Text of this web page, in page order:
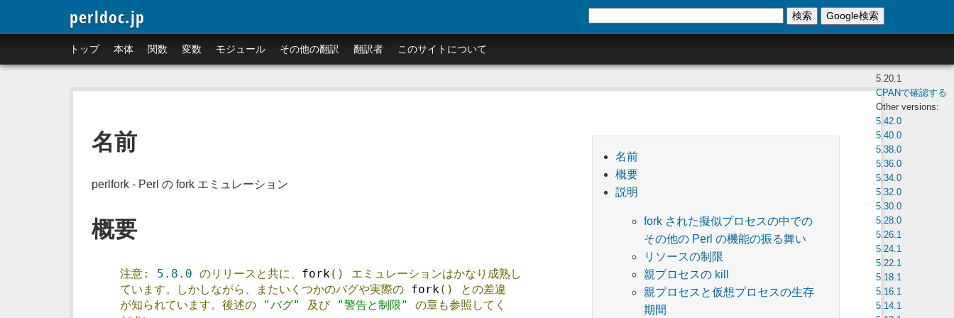
perldoc.jp
トップ 本体 関数 変数 モジュール その他の翻訳 翻訳者 このサイトについて
検索 Google検索
5.20.1
CPANで確認する
Other versions:
5.42.0
5.40.0
5.38.0
5.36.0
5.34.0
5.32.0
5.30.0
5.28.0
5.26.1
5.24.1
5.22.1
5.18.1
5.16.1
5.14.1
名前
概要
説明
fork された擬似プロセスの中での
その他の Perl の機能の振る舞い
リソースの制限
親プロセスの kill
親プロセスと仮想プロセスの生存
期間
名前
perlfork - Perl の fork エミュレーション
概要
注意: 5.8 . 0 のリリースと共に、 fork ()
エミュレーションはかなり成熟し
ています。しかしながら、またいくつかのバグや実際の fork ()
との差違
が知られています。後述の
"バグ" 及び "警告と制限"
の章も参照してく